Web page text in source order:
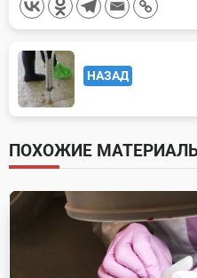
<span
class="nav-
subtitle
screen-
reader-
text">Page</span>
НАЗАД
ПОХОЖИЕ